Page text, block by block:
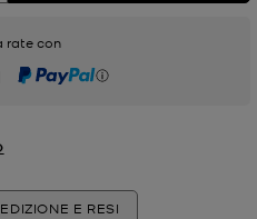
rate con
PayPal
E RESI